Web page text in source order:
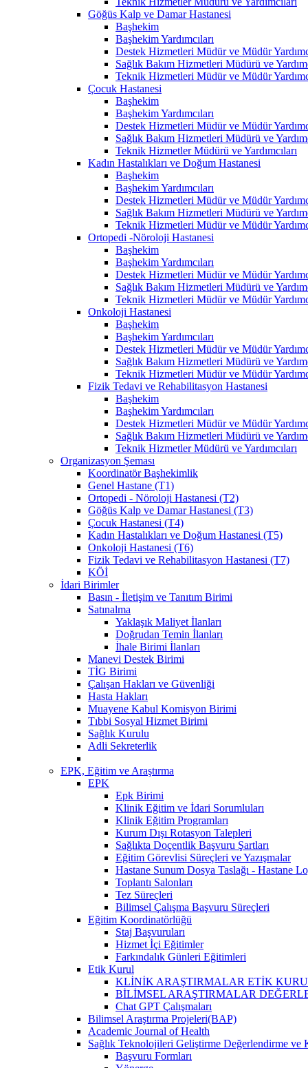
Göğüs Kalp ve Damar Hastanesi
Başhekim
Başhekim Yardımcıları
Destek Hizmetleri Müdür ve Müdür
Sağlık Bakım Hizmetleri Müdürü ve
Teknik Hizmetleri Müdür ve Müdür
Çocuk Hastanesi
Başhekim
Başhekim Yardımcıları
Destek Hizmetleri Müdür ve Müdür
Sağlık Bakım Hizmetleri Müdürü ve
Teknik Hizmetler Müdürü ve Yardımcıları
Kadın Hastalıkları ve Doğum Hastanesi
Başhekim
Başhekim Yardımcıları
Destek Hizmetleri Müdür ve Müdür
Sağlık Bakım Hizmetleri Müdürü ve
Teknik Hizmetleri Müdür ve Müdür
Ortopedi -Nöroloji Hastanesi
Başhekim
Başhekim Yardımcıları
Destek Hizmetleri Müdür ve Müdür
Sağlık Bakım Hizmetleri Müdürü ve
Teknik Hizmetleri Müdür ve Müdür
Onkoloji Hastanesi
Başhekim
Başhekim Yardımcıları
Destek Hizmetleri Müdür ve Müdür
Sağlık Bakım Hizmetleri Müdürü ve
Teknik Hizmetleri Müdür ve Müdür
Fizik Tedavi ve Rehabilitasyon Hastanesi
Başhekim
Başhekim Yardımcıları
Destek Hizmetleri Müdür ve Müdür
Sağlık Bakım Hizmetleri Müdürü ve
Teknik Hizmetler Müdürü ve Yardımcıları
Organizasyon Şeması
Koordinatör Başhekimlik
Genel Hastane (T1)
Ortopedi - Nöroloji Hastanesi (T2)
Göğüs Kalp ve Damar Hastanesi (T3)
Çocuk Hastanesi (T4)
Kadın Hastalıkları ve Doğum Hastanesi (T5)
Onkoloji Hastanesi (T6)
Fizik Tedavi ve Rehabilitasyon Hastanesi (T7)
KÖİ
İdari Birimler
Basın - İletişim ve Tanıtım Birimi
Satınalma
Yaklaşık Maliyet İlanları
Doğrudan Temin İlanları
İhale Birimi İlanları
Manevi Destek Birimi
TİG Birimi
Çalışan Hakları ve Güvenliği
Hasta Hakları
Muayene Kabul Komisyon Birimi
Tıbbi Sosyal Hizmet Birimi
Sağlık Kurulu
Adli Sekreterlik
EPK, Eğitim ve Araştırma
EPK
Epk Birimi
Klinik Eğitim ve İdari Sorumluları
Klinik Eğitim Programları
Kurum Dışı Rotasyon Talepleri
Sağlıkta Doçentlik Başvuru Şartları
Eğitim Görevlisi Süreçleri ve Yazışmalar
Hastane Sunum Dosya Taslağı - Hastane
Toplantı Salonları
Tez Süreçleri
Bilimsel Çalışma Başvuru Süreçleri
Eğitim Koordinatörlüğü
Staj Başvuruları
Hizmet İçi Eğitimler
Farkındalık Günleri Eğitimleri
Etik Kurul
KLİNİK ARAŞTIRMALAR ETİK KURUL
BİLİMSEL ARAŞTIRMALAR
Chat GPT Çalışmaları
Bilimsel Araştırma Projeleri(BAP)
Academic Journal of Health
Sağlık Teknolojileri Geliştirme Değerlendirme ve
Başvuru Formları